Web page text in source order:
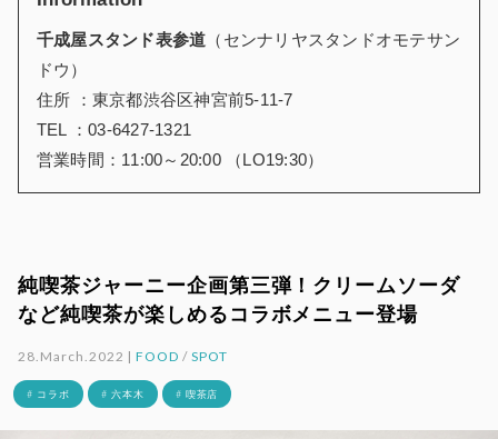
千成屋スタンド表参道 （センナリヤスタンドオモテサン
ドウ）
住所 ：東京都渋谷区神宮前5-11-7
TEL ：03-6427-1321
営業時間：11:00～20:00 （LO19:30）
純喫茶ジャーニー企画第三弾！クリームソーダ
など純喫茶が楽しめるコラボメニュー登場
28.March.2022 |FOOD /SPOT
# コラボ # 六本木 # 喫茶店